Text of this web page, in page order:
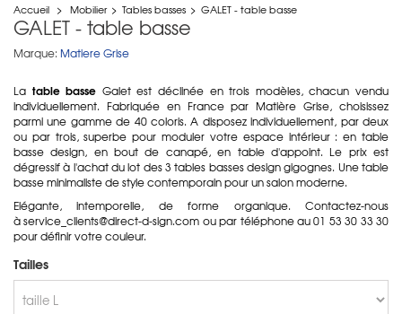
Accueil > Mobilier > Tables basses > GALET - table basse
GALET - table basse
Marque: Matiere Grise
La table basse Galet est déclinée en trois modèles, chacun vendu
individuellement. Fabriquée en France par Matière Grise, choisissez
parmi une gamme de 40 coloris. A disposez individuellement, par deux
ou par trois, superbe pour moduler votre espace intérieur : en table
basse design, en bout de canapé, en table d'appoint. Le prix est
dégressif à l'achat du lot des 3 tables basses design gigognes. Une table
basse minimaliste de style contemporain pour un salon moderne.
Elégante, intemporelle, de forme organique. Contactez-nous
àservice_clients@direct-d-sign.com ou par téléphone au 01 53 30 33 30
pour définir votre couleur.
Tailles